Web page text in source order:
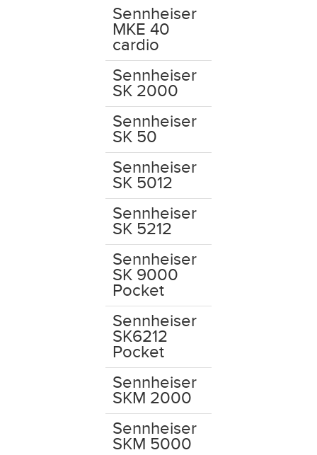
Sennheiser
MKE 40
cardio
Sennheiser
SK 2000
Sennheiser
SK 50
Sennheiser
SK 5012
Sennheiser
SK 5212
Sennheiser
SK 9000
Pocket
Sennheiser
SK6212
Pocket
Sennheiser
SKM 2000
Sennheiser
SKM 5000